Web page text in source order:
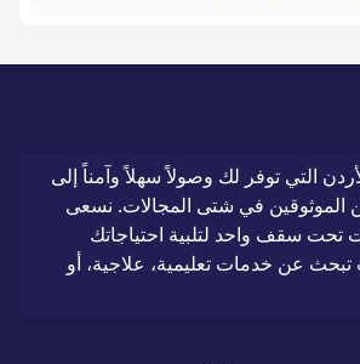
التي توفر لك وصولاً سهلاً وآمناً إلى
الموثوقين في شتى المجالات. نسعى
تحت سقف واحد لتلبية احتياجاتك
تبحث عن خدمات تعليمية، علاجية، أو